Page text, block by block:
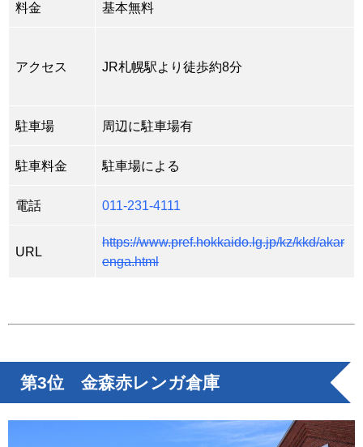
料金 基本無料
アクセス JR札幌駅より徒歩約8分
駐車場 周辺に駐車場有
駐車料金 駐車場による
電話 011-231-4111
URL
https://www.pref.hokkaido.lg.jp/kz/kkd/akar
enga.html
第3位 金森赤レンガ倉庫